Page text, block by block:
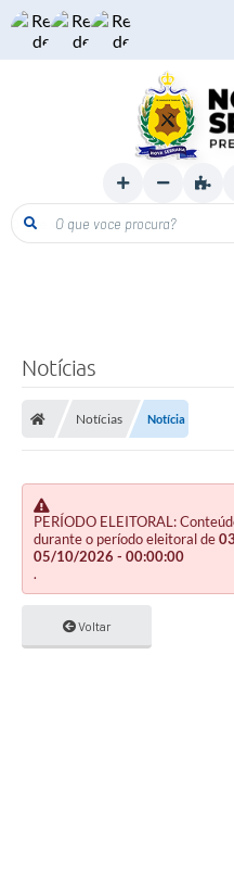
O que voce procura?
Notícias
Notícias Notícia
PERÍODO ELEITORAL:
durante o período eleitoral de
05/10/2026 - 00:00:00
.
Voltar